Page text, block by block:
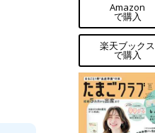
Amazon
で購入
楽天ブックス
で購入